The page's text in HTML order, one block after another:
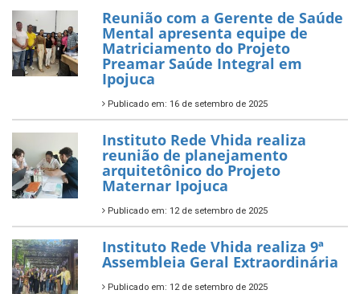
Reunião com a Gerente de Saúde
Mental apresenta equipe de
Matriciamento do Projeto
Preamar Saúde Integral em
Ipojuca
Publicado em: 16 de setembro de 2025
Instituto Rede Vhida realiza
reunião de planejamento
arquitetônico do Projeto
Maternar Ipojuca
Publicado em: 12 de setembro de 2025
Instituto Rede Vhida realiza 9ª
Assembleia Geral Extraordinária
Publicado em: 12 de setembro de 2025